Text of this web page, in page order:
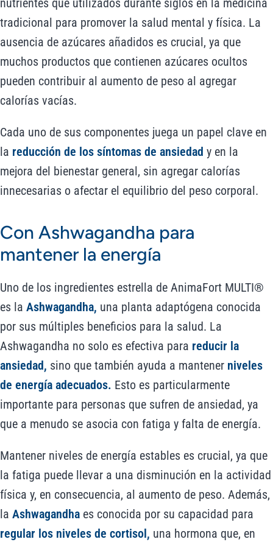
nutrientes que utilizados durante siglos en la medicina
tradicional para promover la salud mental y física. La
ausencia de azúcares añadidos es crucial, ya que
muchos productos que contienen azúcares ocultos
pueden contribuir al aumento de peso al agregar
calorías vacías.
Cada uno de sus componentes juega un papel clave en
la reducción de los síntomas de ansiedad y en la
mejora del bienestar general, sin agregar calorías
innecesarias o afectar el equilibrio del peso corporal.
Con Ashwagandha para
mantener la energía
Uno de los ingredientes estrella de AnimaFort MULTI®
es la Ashwagandha, una planta adaptógena conocida
por sus múltiples beneficios para la salud. La
Ashwagandha no solo es efectiva para reducir la
ansiedad, sino que también ayuda a mantener niveles
de energía adecuados. Esto es particularmente
importante para personas que sufren de ansiedad, ya
que a menudo se asocia con fatiga y falta de energía.
Mantener niveles de energía estables es crucial, ya que
la fatiga puede llevar a una disminución en la actividad
física y, en consecuencia, al aumento de peso. Además,
la Ashwagandha es conocida por su capacidad para
regular los niveles de cortisol, una hormona que, en